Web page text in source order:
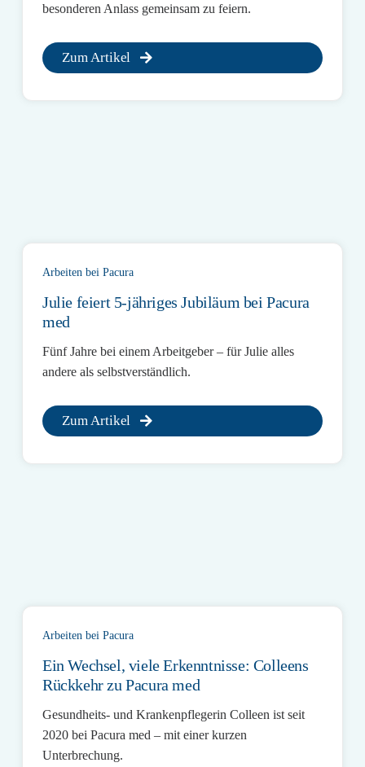
besonderen Anlass gemeinsam zu feiern.
Zum Artikel
Arbeiten bei Pacura
Julie feiert 5-jähriges Jubiläum bei Pacura
med
Fünf Jahre bei einem Arbeitgeber – für Julie alles
andere als selbstverständlich.
Zum Artikel
Arbeiten bei Pacura
Ein Wechsel, viele Erkenntnisse: Colleens
Rückkehr zu Pacura med
Gesundheits- und Krankenpflegerin Colleen ist seit
2020 bei Pacura med – mit einer kurzen
Unterbrechung.